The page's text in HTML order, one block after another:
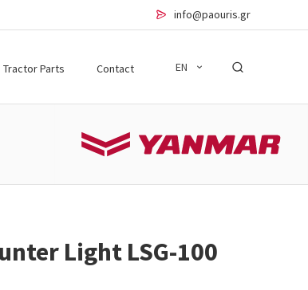
info@paouris.gr
Tractor Parts Contact EN
Light LSG-100